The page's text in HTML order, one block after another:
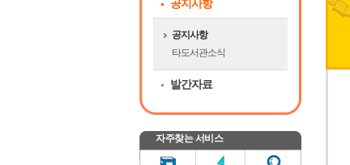
공지사항
공지사항
타도서관소식
발간자료
자주찾는 서비스